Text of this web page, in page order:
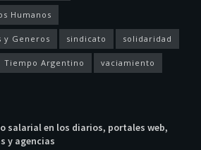
Humanos
y Generos sindicato solidaridad
Tiempo Argentino vaciamiento
salarial en los diarios, portales web,
y agencias